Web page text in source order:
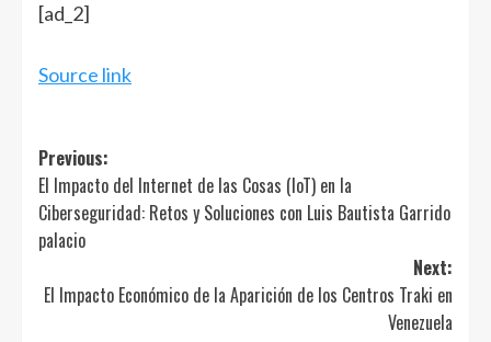
[ad_2]
Source link
Post
navigation
Previous:
El Impacto del Internet de las Cosas (IoT) en la
Ciberseguridad: Retos y Soluciones con Luis Bautista Garrido
palacio
Next:
El Impacto Económico de la Aparición de los Centros Traki en
Venezuela